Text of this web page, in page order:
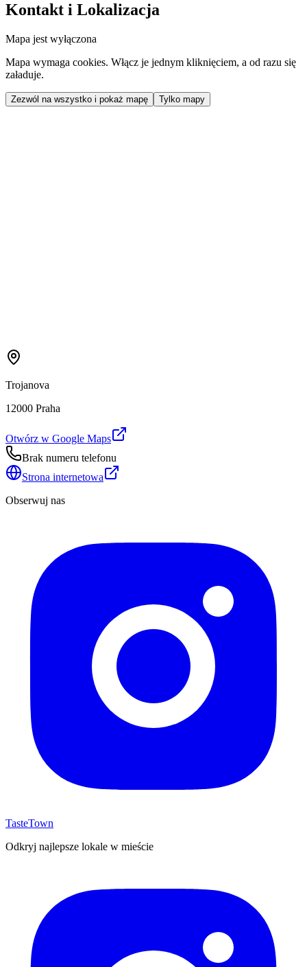
Kontakt i Lokalizacja
Mapa jest wyłączona
Mapa wymaga cookies. Włącz je jednym kliknięciem, a od razu się
załaduje.
Zezwól na wszystko i pokaż mapę Tylko mapy
Trojanova
12000 Praha
Otwórz w Google Maps
Brak numeru telefonu
Strona internetowa
Obserwuj nas
TasteTown
Odkryj najlepsze lokale w mieście